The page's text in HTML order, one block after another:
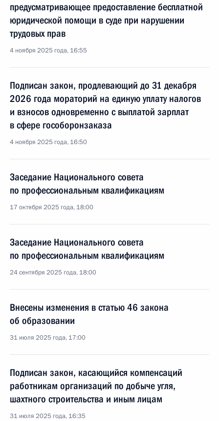
предусматривающее предоставление бесплатной
юридической помощи в суде при нарушении
трудовых прав
4 ноября 2025 года, 16:55
Подписан закон, продлевающий до 31 декабря
2026 года мораторий на единую уплату налогов
и взносов одновременно с выплатой зарплат
в сфере гособоронзаказа
4 ноября 2025 года, 16:50
Заседание Национального совета
по профессиональным квалификациям
17 октября 2025 года, 18:00
Заседание Национального совета
по профессиональным квалификациям
24 сентября 2025 года, 18:00
Внесены изменения в статью 46 закона
об образовании
31 июля 2025 года, 17:00
Подписан закон, касающийся компенсаций
работникам организаций по добыче угля,
шахтного строительства и иным лицам
31 июля 2025 года, 16:35